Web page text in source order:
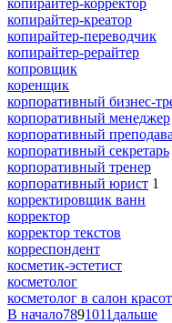
копирайтер-креатор
копирайтер-переводчик
копирайтер-рерайтер
копровщик
коренщик
корпоративный бизнес-
корпоративный менеджер
корпоративный
корпоративный секретарь
корпоративный тренер
корпоративный юрист 1
корректировщик ванн
корректор
корректор текстов
корреспондент
косметик-эстетист
косметолог
косметолог в салон
В начало7891011 дальше